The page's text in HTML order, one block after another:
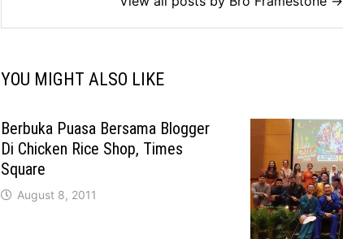
YOU MIGHT ALSO LIKE
Berbuka Puasa Bersama Blogger
Di Chicken Rice Shop, Times
Square
August 8, 2011